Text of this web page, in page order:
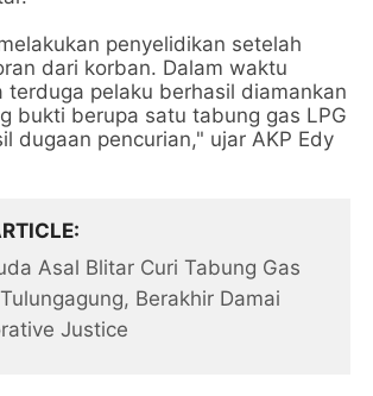
penyelidikan setelah
dari korban. Dalam waktu
terduga pelaku berhasil diamankan
bukti berupa satu tabung gas LPG
dugaan pencurian," ujar AKP Edy
Asal Blitar Curi Tabung Gas
Berakhir Damai
Justice